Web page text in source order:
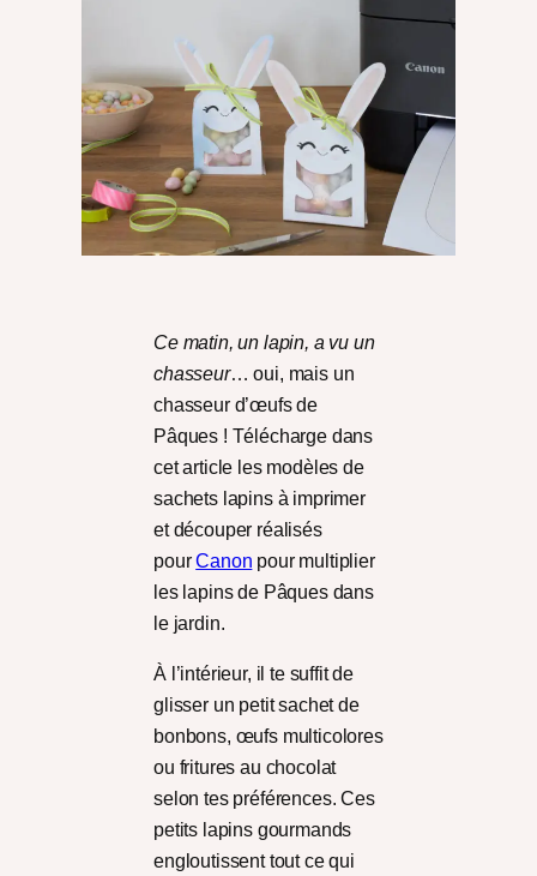
Ce matin, un lapin, a vu un
chasseur… oui, mais un
chasseur d’œufs de
Pâques ! Télécharge dans
cet article les modèles de
sachets lapins à imprimer
et découper réalisés
pourCanon pour multiplier
les lapins de Pâques dans
le jardin.
À l’intérieur, il te suffit de
glisser un petit sachet de
bonbons, œufs multicolores
ou fritures au chocolat
selon tes préférences. Ces
petits lapins gourmands
engloutissent tout ce qui